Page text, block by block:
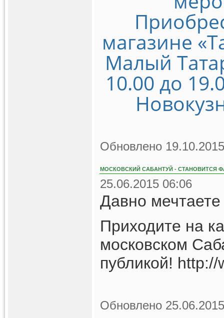
магазине
Малый
10.00 до
Обновлено
МОСКОВСКИЙ САБАНТУЙ - СТАНОВИТСЯ
25.06.2015 06:06
Давно
Приходите на
московском
публикой!
Обновлено